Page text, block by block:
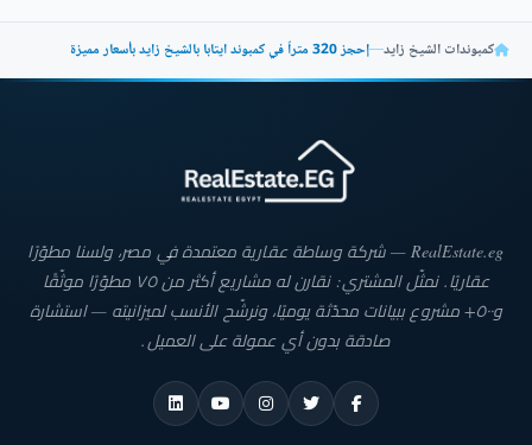
كمبوندات الشيخ زايد—إحجز 320 متراً في كمبوند ايتابا بالشيخ زايد بأسعار مميزة
RealEstate.eg — شركة وساطة عقارية معتمدة في مصر، ولسنا مطوّرًا
عقاريًا. نمثّل المشتري: نقارن له مشاريع أكثر من ٧٥ مطوّرًا موثّقًا
و٥٠٠+ مشروع ببيانات محدّثة يوميًا، ونرشّح الأنسب لميزانيته — استشارة
صادقة بدون أي عمولة على العميل.